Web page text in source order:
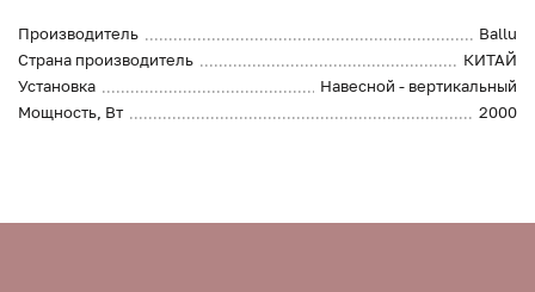
Производитель
Ballu
Страна производитель
КИТАЙ
Установка
Навесной - вертикальный
Мощность, Вт
2000